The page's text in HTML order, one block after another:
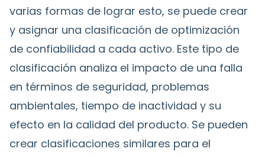
varias formas de lograr esto, se puede crear
y asignar una clasificación de optimización
de confiabilidad a cada activo. Este tipo de
clasificación analiza el impacto de una falla
en términos de seguridad, problemas
ambientales, tiempo de inactividad y su
efecto en la calidad del producto. Se pueden
crear clasificaciones similares para el